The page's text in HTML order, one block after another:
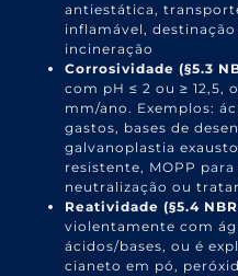
antiestática,
inflamável,
incineração
Corrosividade (§5.3
com pH ≤ 2 ou ≥ 12,5,
mm/ano. Exemplos:
gastos, bases de
galvanoplastia
resistente, MOPP
neutralização ou
Reatividade (§5.4
violentamente com
ácidos/bases, ou é
cianeto em pó,